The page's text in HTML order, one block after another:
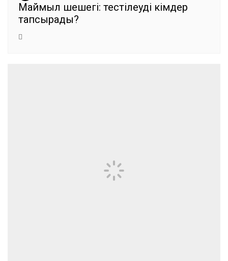
Маймыл шешегі: тестілеуді кімдер
тапсырады?